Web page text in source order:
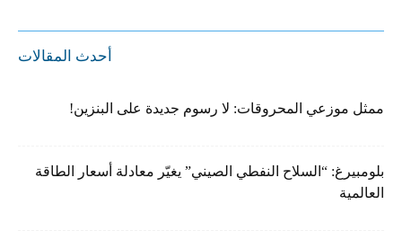
أحدث المقالات
ممثل موزعي المحروقات: لا رسوم جديدة على البنزين!
بلومبيرغ: “السلاح النفطي الصيني” يغيّر معادلة أسعار الطاقة
العالمية